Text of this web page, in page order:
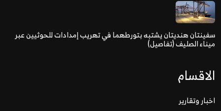
سفينتان هنديتان يشتبه بتورطهما في تهريب إمدادات للحوثيين عبر
ميناء الصليف (تفاصيل)
الاقسام
اخبار وتقارير